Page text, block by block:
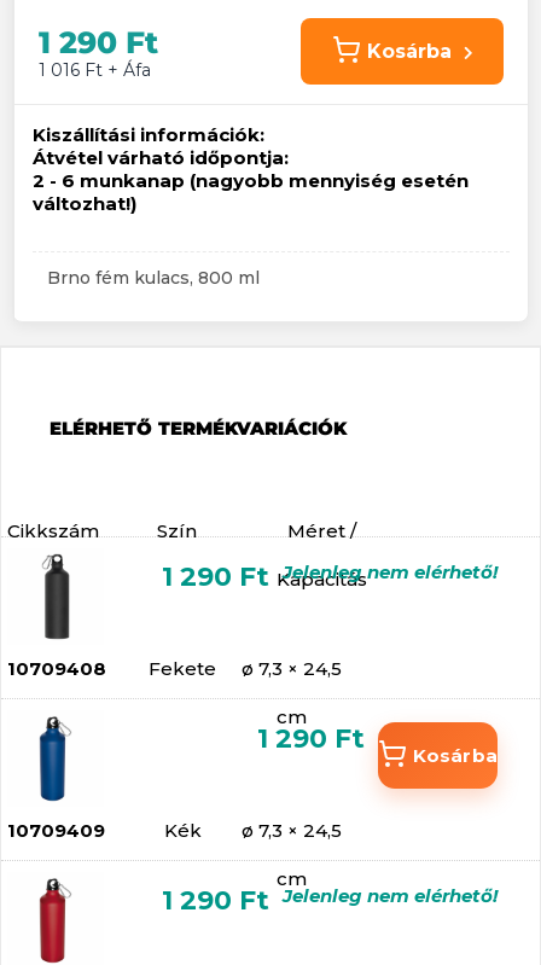
1 290 Ft
1 016 Ft + Áfa
Kosárba
Kiszállítási információk:
Átvétel várható időpontja:
2 - 6 munkanap (nagyobb mennyiség esetén
változhat!)
Brno fém kulacs, 800 ml
ELÉRHETŐ TERMÉKVARIÁCIÓK
Cikkszám Szín Méret /
Kapacitás
10709408 Fekete ø 7,3 × 24,5
cm
1 290 Ft Jelenleg nem elérhető!
10709409 Kék ø 7,3 × 24,5
cm
1 290 Ft
Kosárba
1 290 Ft Jelenleg nem elérhető!